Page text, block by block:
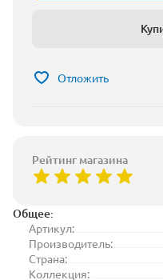
Общее:
Артикул:
Производитель:
Страна:
Коллекция:
Отложить
Рейтинг магазина